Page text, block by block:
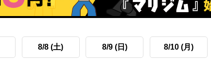
8/8 (土) 8/9 (日) 8/10 (月)